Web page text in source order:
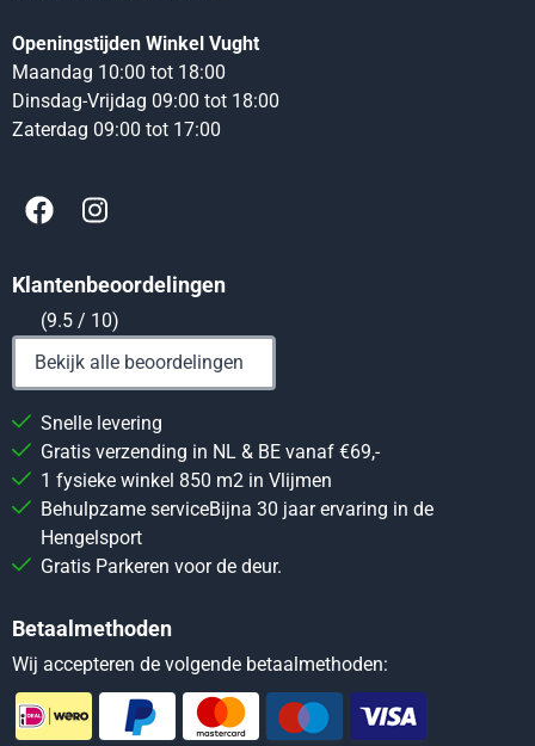
Openingstijden Winkel Vught
Maandag 10:00 tot 18:00
Dinsdag-Vrijdag 09:00 tot 18:00
Zaterdag 09:00 tot 17:00
Klantenbeoordelingen
(9.5 / 10)
Bekijk alle beoordelingen
Snelle levering
Gratis verzending in NL & BE vanaf €69,-
1 fysieke winkel 850 m2 in Vlijmen
Behulpzame serviceBijna 30 jaar ervaring in de
Hengelsport
Gratis Parkeren voor de deur.
Betaalmethoden
Wij accepteren de volgende betaalmethoden: